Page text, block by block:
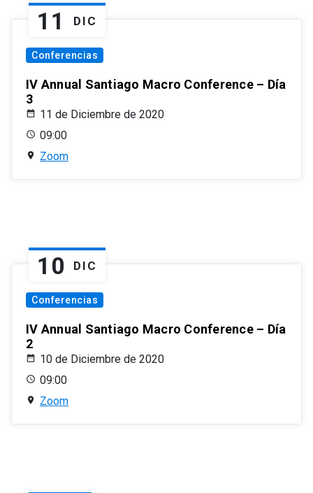
11 DIC
Conferencias
IV Annual Santiago Macro Conference – Día
3
11 de Diciembre de 2020
09:00
Zoom
10 DIC
Conferencias
IV Annual Santiago Macro Conference – Día
2
10 de Diciembre de 2020
09:00
Zoom